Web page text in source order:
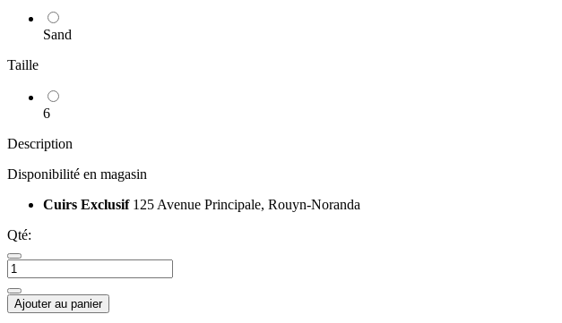
Sand
Taille
6
Description
Disponibilité en magasin
Cuirs Exclusif 125 Avenue Principale, Rouyn-Noranda
Qté:
Ajouter au panier